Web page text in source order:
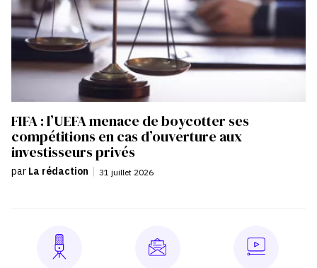
FIFA : l’UEFA menace de boycotter ses
compétitions en cas d’ouverture aux
investisseurs privés
par La rédaction 31 juillet 2026